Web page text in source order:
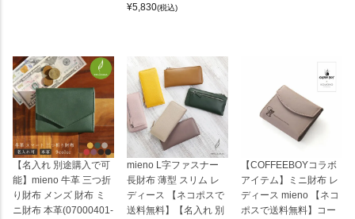
¥5,830(税込)
【名入れ 別途購入で可
能】mieno 牛革 三つ折
り財布 メンズ 財布 ミ
ニ財布 本革(07000401-
mieno L字ファスナー
長財布 薄型 スリム レ
ディース 【ネコポスで
送料無料】【名入れ 別
【COFFEEBOYコラボ
アイテム】ミニ財布 レ
ディース mieno 【ネコ
ポスで送料無料】コー